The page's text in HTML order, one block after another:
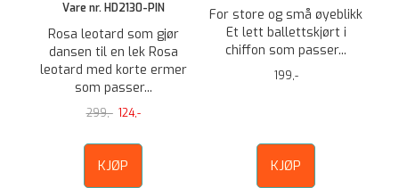
Vare nr. HD2130-PIN
Rosa leotard som gjør
dansen til en lek Rosa
leotard med korte ermer
som passer...
299,- 124,-
KJØP
For store og små øyeblikk
Et lett ballettskjørt i
chiffon som passer...
199,-
KJØP